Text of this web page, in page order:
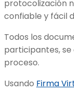
protocolización
confiable y fácil
Todos los
participantes,
proceso.
Usando Firma